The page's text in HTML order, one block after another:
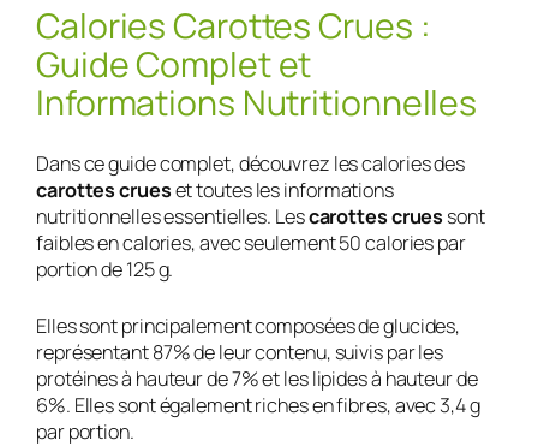
Calories Carottes Crues :
Guide Complet et
Informations Nutritionnelles
Dans ce guide complet, découvrez les calories des
carottes crueset toutes les informations
nutritionnelles essentielles. Lescarottes crues sont
faibles en calories, avec seulement 50 calories par
portion de 125 g.
Elles sont principalement composées de glucides,
représentant 87% de leur contenu, suivis par les
protéines à hauteur de 7% et les lipides à hauteur de
6%. Elles sont également riches en fibres, avec 3,4 g
par portion.